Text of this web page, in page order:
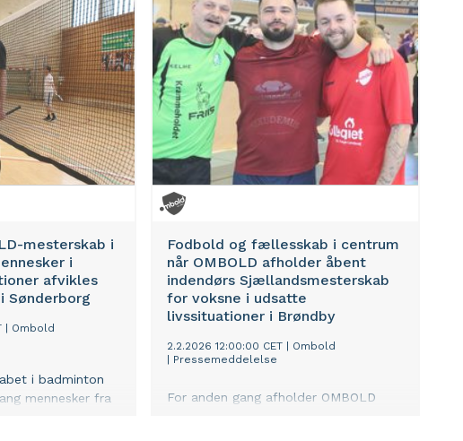
og
til hjemløse.
nu at give hjemløse ret til et hjem.
mesterskab i
i
afvikles
Sønderborg
Ombold
i badminton
mennesker fra
Fodbold og fællesskab i centrum
når OMBOLD afholder åbent
indendørs Sjællandsmesterskab
for voksne i udsatte
livssituationer i Brøndby
2.2.2026 12:00:00 CET
Ombold
Pressemeddelelse
For anden gang afholder OMBOLD